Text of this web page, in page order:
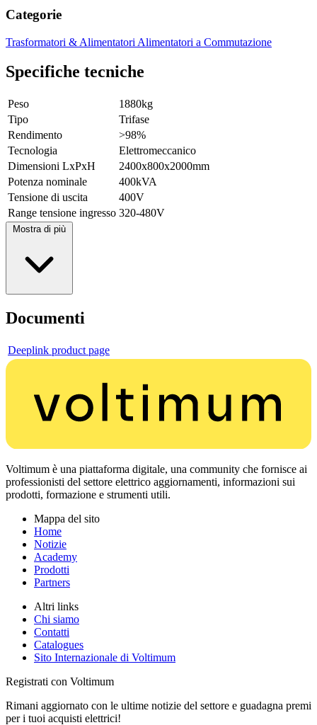
Categorie
Trasformatori & Alimentatori Alimentatori a Commutazione
Specifiche tecniche
Peso
1880kg
Tipo
Trifase
Rendimento
>98%
Tecnologia
Elettromeccanico
Dimensioni LxPxH
2400x800x2000mm
Potenza nominale
400kVA
Tensione di uscita
400V
Range tensione ingresso 320-480V
Mostra di più
Documenti
Deeplink product page
Voltimum è una piattaforma digitale, una community che fornisce ai
professionisti del settore elettrico aggiornamenti, informazioni sui
prodotti, formazione e strumenti utili.
Mappa del sito
Home
Notizie
Academy
Prodotti
Partners
Altri links
Chi siamo
Contatti
Catalogues
Sito Internazionale di Voltimum
Registrati con Voltimum
Rimani aggiornato con le ultime notizie del settore e guadagna premi
per i tuoi acquisti elettrici!